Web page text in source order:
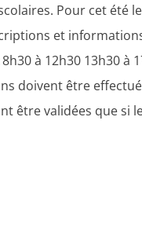
Pour cet été
et
à 12h30 13h30
doivent être
être validées que si